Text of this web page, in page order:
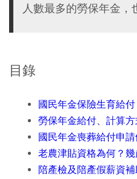
人數最多的勞保年金，
目錄
國民年金保險生育給付
勞保年金給付、計算
國民年金喪葬給付申
老農津貼資格為何？幾
陪產檢及陪產假薪資